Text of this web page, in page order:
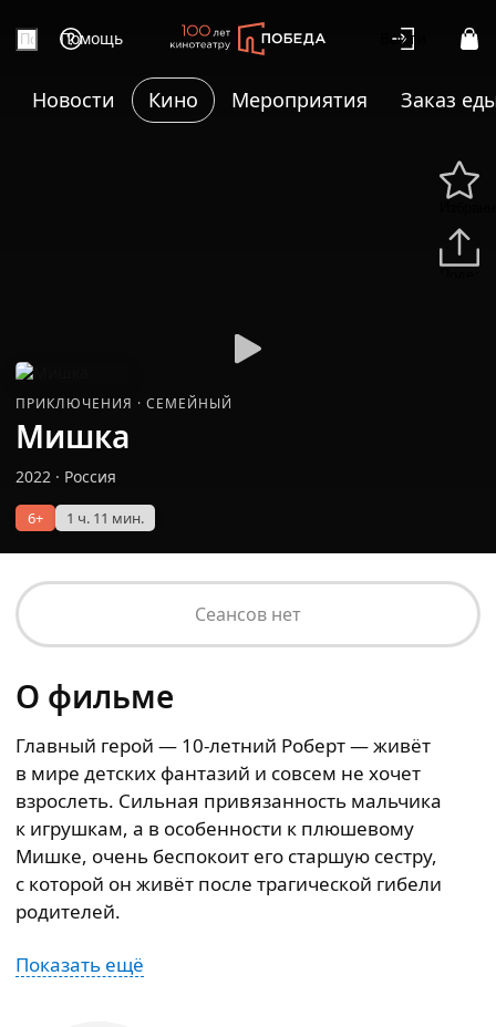
Помощь Войти
Новости Кино Мероприятия Заказ
ПРИКЛЮЧЕНИЯ · СЕМЕЙНЫЙ
Мишка
2022 · Россия
6+ 1 ч. 11 мин.
Сеансов нет
О фильме
Главный герой — 10-летний Роберт — живёт
в мире детских фантазий и совсем не хочет
взрослеть. Сильная привязанность мальчика
к игрушкам, а в особенности к плюшевому
Мишке, очень беспокоит его старшую сестру,
с которой он живёт после трагической гибели
родителей.
Показать ещё